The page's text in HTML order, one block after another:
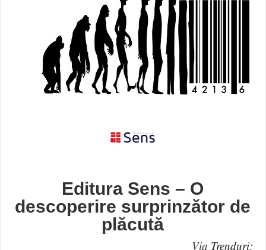
Editura Sens – O
descoperire surprinzător de
plăcută
Via Trenduri: